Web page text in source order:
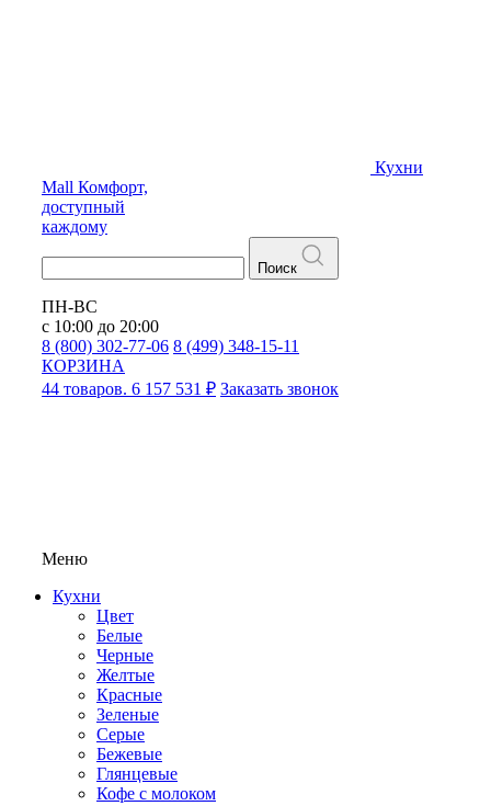
Кухни
Mall Комфорт,
доступный
каждому
Поиск
ПН-ВС
с 10:00 до 20:00
8 (800) 302-77-06 8 (499) 348-15-11
КОРЗИНА
44 товаров. 6 157 531 ₽ Заказать звонок
Меню
Кухни
Цвет
Белые
Черные
Желтые
Красные
Зеленые
Серые
Бежевые
Глянцевые
Кофе с молоком